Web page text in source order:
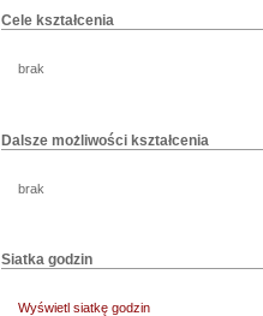
Cele kształcenia
brak
Dalsze możliwości kształcenia
brak
Siatka godzin
Wyświetl siatkę godzin